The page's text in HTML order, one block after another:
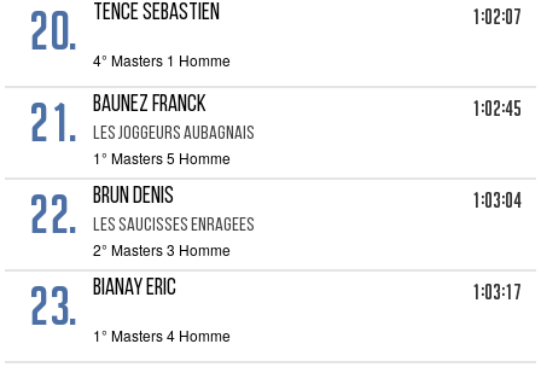
20. TENCE SEBASTIEN 1:02:07
4° Masters 1 Homme
21. BAUNEZ FRANCK
LES JOGGEURS AUBAGNAIS
1:02:45
1° Masters 5 Homme
22. BRUN DENIS
LES SAUCISSES ENRAGEES
1:03:04
2° Masters 3 Homme
23. BIANAY ERIC 1:03:17
1° Masters 4 Homme